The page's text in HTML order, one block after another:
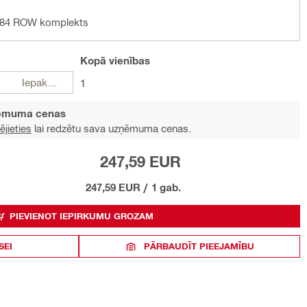
ROW komplekts
Iepakojumi
Kopā vienības
1
cenas
lai redzētu sava uzņēmuma cenas.
247,59 EUR
247,59 EUR / 1 gab.
PIEVIENOT IEPIRKUMU GROZAM
PĀRBAUDĪT PIEEJAMĪBU